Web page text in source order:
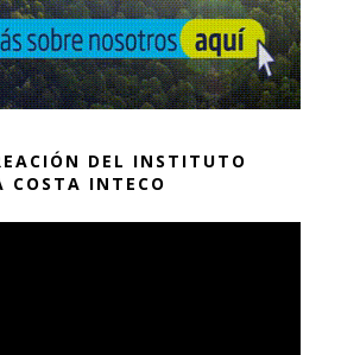
DEL INSTITUTO
COSTA INTECO